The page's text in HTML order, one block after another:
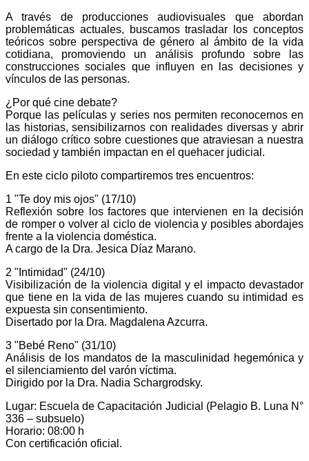
A través de producciones audiovisuales que abordan
problemáticas actuales, buscamos trasladar los conceptos
teóricos sobre perspectiva de género al ámbito de la vida
cotidiana, promoviendo un análisis profundo sobre las
construcciones sociales que influyen en las decisiones y
vínculos de las personas.
¿Por qué cine debate?
Porque las películas y series nos permiten reconocernos en
las historias, sensibilizarnos con realidades diversas y abrir
un diálogo crítico sobre cuestiones que atraviesan a nuestra
sociedad y también impactan en el quehacer judicial.
En este ciclo piloto compartiremos tres encuentros:
1 "Te doy mis ojos" (17/10)
Reflexión sobre los factores que intervienen en la decisión
de romper o volver al ciclo de violencia y posibles abordajes
frente a la violencia doméstica.
A cargo de la Dra. Jesica Díaz Marano.
2 "Intimidad" (24/10)
Visibilización de la violencia digital y el impacto devastador
que tiene en la vida de las mujeres cuando su intimidad es
expuesta sin consentimiento.
Disertado por la Dra. Magdalena Azcurra.
3 "Bebé Reno" (31/10)
Análisis de los mandatos de la masculinidad hegemónica y
el silenciamiento del varón víctima.
Dirigido por la Dra. Nadia Schargrodsky.
Lugar: Escuela de Capacitación Judicial (Pelagio B. Luna N°
336 – subsuelo)
Horario: 08:00 h
Con certificación oficial.